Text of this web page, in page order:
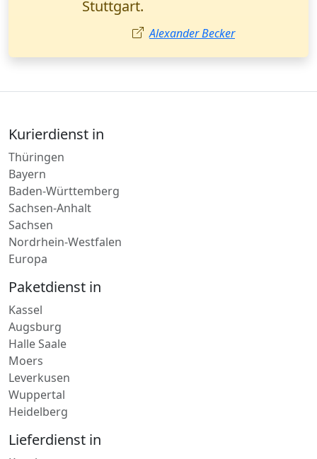
Thüringen
Bayern
Baden-Württemberg
Sachsen-Anhalt
Sachsen
Nordrhein-Westfalen
Europa
Paketdienst in
Kassel
Augsburg
Halle Saale
Moers
Leverkusen
Wuppertal
Heidelberg
Lieferdienst in
Kusel